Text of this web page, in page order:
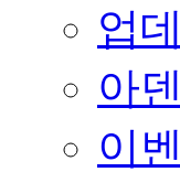
업
아
이